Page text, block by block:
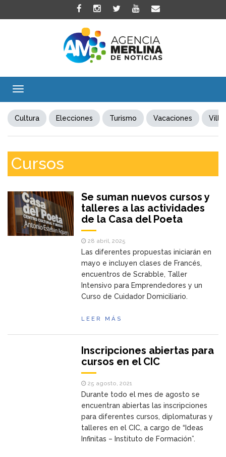
Toggle
Cultura Elecciones Turismo Vacaciones Villa
Cursos
Se suman nuevos cursos y
talleres a las actividades
de la Casa del Poeta
28 abril, 2025
Las diferentes propuestas iniciarán en
mayo e incluyen clases de Francés,
encuentros de Scrabble, Taller
Intensivo para Emprendedores y un
Curso de Cuidador Domiciliario.
LEER MÁS
Inscripciones abiertas para
cursos en el CIC
25 agosto, 2021
Durante todo el mes de agosto se
encuentran abiertas las inscripciones
para diferentes cursos, diplomaturas y
talleres en el CIC, a cargo de “Ideas
Infinitas – Instituto de Formación”.